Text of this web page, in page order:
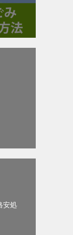
安処